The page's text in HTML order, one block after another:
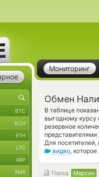
Мониторинг
Обмен
В таблице
выгодному курсу
резервное
Для
видео,
Город: Мерсин
BTC
BCH
ETH
LTC
XRP
XMR